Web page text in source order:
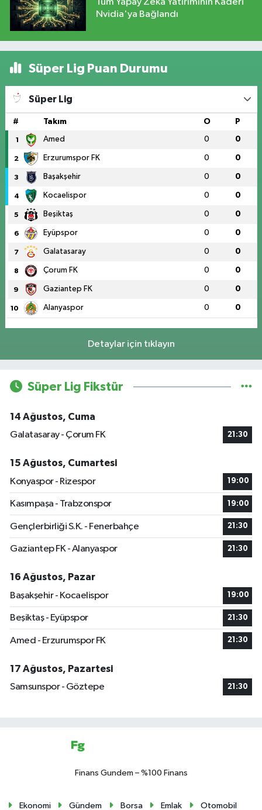
Nvidia'ya Bağlandı
Süper Lig Puan Durumu
Süper Lig
# Takım O P
1 Amed 0 0
2 Erzurumspor FK 0 0
3 Başakşehir 0 0
4 Kocaelispor 0 0
5 Beşiktaş 0 0
6 Eyüpspor 0 0
7 Galatasaray 0 0
8 Çorum FK 0 0
9 Gaziantep FK 0 0
10 Alanyaspor 0 0
Detaylar için tıklayın
Süper Lig Fikstür
14 Ağustos, Cuma
Galatasaray - Çorum FK
21:30
15 Ağustos, Cumartesi
Konyaspor - Rizespor
19:00
Kasımpaşa - Trabzonspor 19:00
Gençlerbirliği S.K. - Fenerbahçe 21:30
Gaziantep FK - Alanyaspor 21:30
16 Ağustos, Pazar
Başakşehir - Kocaelispor
19:00
Beşiktaş - Eyüpspor 21:30
Amed - Erzurumspor FK 21:30
17 Ağustos, Pazartesi
Samsunspor - Göztepe
21:30
Finans Gundem – %100 Finans
Ekonomi Gündem Borsa Emlak Otomobil